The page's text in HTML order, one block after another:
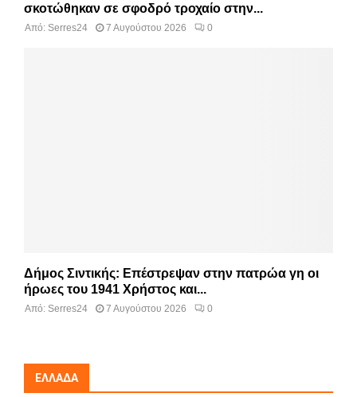
σκοτώθηκαν σε σφοδρό τροχαίο στην...
Από: Serres24 7 Αυγούστου 2026 0
Δήμος Σιντικής: Επέστρεψαν στην πατρώα γη οι
ήρωες του 1941 Χρήστος και...
Από: Serres24 7 Αυγούστου 2026 0
ΕΛΛΆΔΑ